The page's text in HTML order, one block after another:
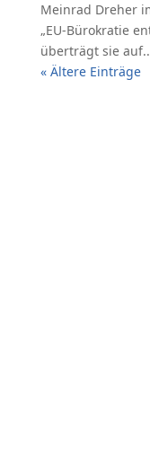
Meinrad Dreher
„EU-Bürokratie
überträgt sie
« Ältere Einträge